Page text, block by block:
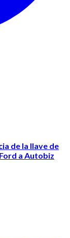
de la llave de
a Autobiz